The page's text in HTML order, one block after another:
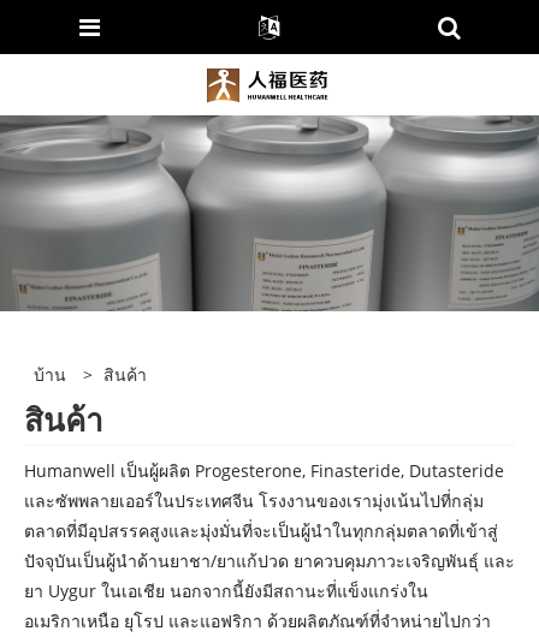
บ้าน > สินค้า
สินค้า
Humanwell เป็นผู้ผลิต Progesterone, Finasteride, Dutasteride
และซัพพลายเออร์ในประเทศจีน โรงงานของเรามุ่งเน้นไปที่กลุ่ม
ตลาดที่มีอุปสรรคสูงและมุ่งมั่นที่จะเป็นผู้นำในทุกกลุ่มตลาดที่เข้าสู่
ปัจจุบันเป็นผู้นำด้านยาชา/ยาแก้ปวด ยาควบคุมภาวะเจริญพันธุ์ และ
ยา Uygur ในเอเชีย นอกจากนี้ยังมีสถานะที่แข็งแกร่งใน
อเมริกาเหนือ ยุโรป และแอฟริกา ด้วยผลิตภัณฑ์ที่จำหน่ายไปกว่า